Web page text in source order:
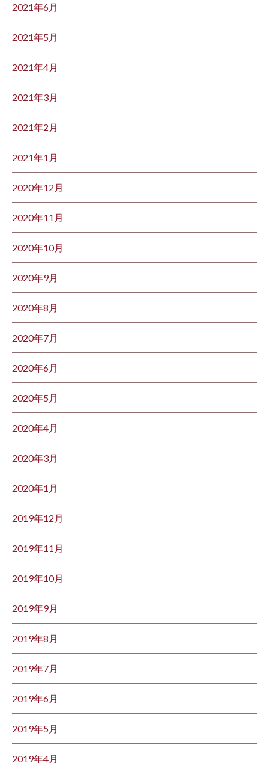
2021年6月
2021年5月
2021年4月
2021年3月
2021年2月
2021年1月
2020年12月
2020年11月
2020年10月
2020年9月
2020年8月
2020年7月
2020年6月
2020年5月
2020年4月
2020年3月
2020年1月
2019年12月
2019年11月
2019年10月
2019年9月
2019年8月
2019年7月
2019年6月
2019年5月
2019年4月